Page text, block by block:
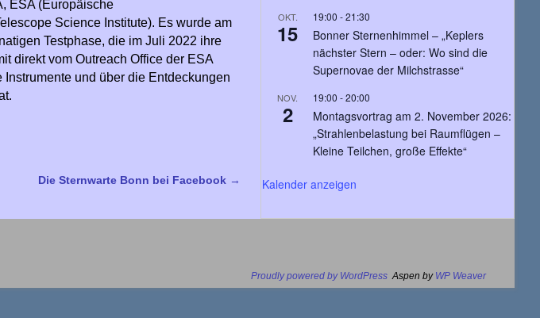
ESA (Europäische
Science Institute). Es wurde am
Testphase, die im Juli 2022 ihre
direkt vom Outreach Office der ESA
und über die Entdeckungen
Die Sternwarte Bonn bei Facebook →
OKT.
15
19:00 -21:30
Bonner Sternenhimmel – „Keplers
nächster Stern – oder: Wo sind die
Supernovae der Milchstrasse“
NOV.
2
19:00 -20:00
Montagsvortrag am 2. November 2026:
„Strahlenbelastung bei Raumflügen –
Kleine Teilchen, große Effekte“
Kalender anzeigen
Proudly powered by WordPress Aspen by WP Weaver